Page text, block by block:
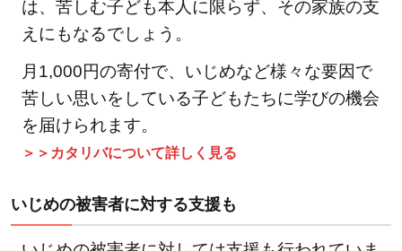
は、苦しむ子ども本人に限らず、その家族の支
えにもなるでしょう。
月1,000円の寄付で、いじめなど様々な要因で
苦しい思いをしている子どもたちに学びの機会
を届けられます。
＞＞カタリバについて詳しく見る
いじめの被害者に対する支援も